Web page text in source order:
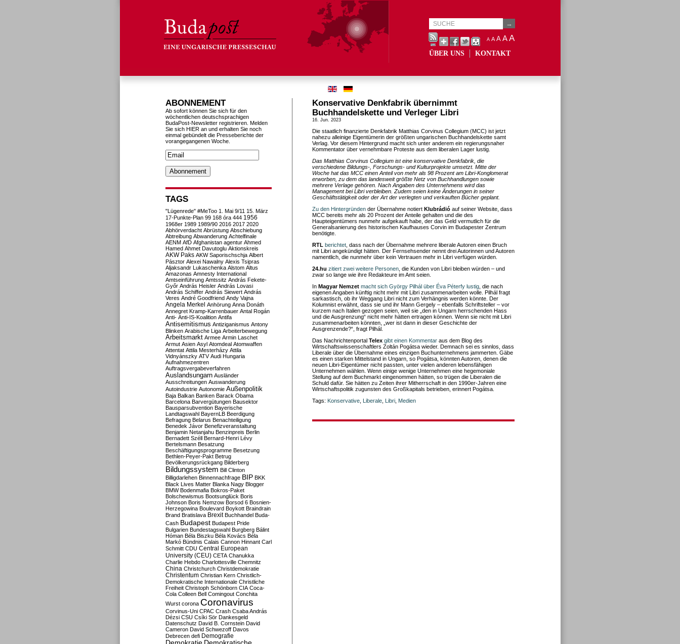
A A A AA
ÜBER UNS KONTAKT
Konservative Denkfabrik übernimmt
Buchhandelskette und Verleger Libri
16. Jun. 2023
Die staatlich finanzierte Denkfabrik Matthias Corvinus Collegium (MCC) ist jetzt
nahezu alleinige Eigentümerin der größten ungarischen Buchhandelskette samt
Verlag. Vor diesem Hintergrund macht sich unter anderem ein regierungsnaher
Kommentator über vernehmbare Proteste aus dem liberalen Lager lustig.
Das Matthias Corvinus Collegium ist eine konservative Denkfabrik, die
verschiedene Bildungs-, Forschungs- und Kulturprojekte umsetzt. Mitte der
Woche hat das MCC einen Anteil von mehr als 98 Prozent am Libri-Konglomerat
erworben, zu dem das landesweit größte Netz von Buchhandlungen sowie
mehrere Verlage gehören. Nach Angaben des Unternehmens wird das
Management bei Libri verbleiben. Zudem seien keine Änderungen in seiner
Geschäftstätigkeit oder der Art der verlegten und verkauften Bücher geplant.
Zu den Hintergründen der Übernahme notiert Klubrádió auf seiner Website, dass
MCC bereits mehr als 20 Prozent der Anteile gehalten und die des
Haupteigentümers nunmehr aufgekauft habe, der das Geld vermutlich für die
Generalsanierung des historischen Kaufhauses Corvin im Budapester Zentrum
benötigte.
RTL berichtet , dass nach der Übernahme mehrere liberale Autoren einen Bruch
mit Libri angekündigt hätten. Der Fernsehsender nennt drei Autorinnen und Autoren
namentlich, die nunmehr über kein Vertrauen mehr in Libri verfügen würden.
24.hu zitiert zwei weitere Personen , die Kunden von Libri bleiben würden – und
zwar so lange wie ihre Redakteure im Amt seien.
In Magyar Nemzet macht sich György Pilhál über Éva Péterfy lustig , die nach
eigenen Angaben künftig nicht mehr mit Libri zusammenarbeiten wolle. Pilhál fragt
sarkastisch, ob ihr Weggang Libri nicht zum Verhängnis werden könnte. Der
Kolumnist erwähnt, dass sie und ihr Mann Gergely – ebenfalls Schriftsteller – vor
kurzem nach Italien gezogen seien, weil sie „den in Ungarn herrschenden Hass
und die Ausgrenzung“ nicht mehr hätten ertragen können. Wenn sie nicht mit Libri
zusammenarbeiten könnten, „wer ist dann in dieser Geschichte der
Ausgrenzende?“, fragt Pilhál.
Das Nachrichtenportal Telex gibt einen Kommentar aus dem Blog des
Wirtschaftswissenschaftlers Zoltán Pogátsa wieder. Demnach sei es sinnlos, dass
Liberale über die Übernahme eines einzigen Buchunternehmens jammerten. Gäbe
es einen starken Mittelstand in Ungarn, so Pogátsa, könnten Autoren, denen die
neuen Libri-Eigentümer nicht passten, unter vielen anderen lebensfähigen
Unternehmen wählen. Wenn einige wenige Unternehmen eine hegemoniale
Stellung auf dem Buchmarkt eingenommen hätten, so trügen die Liberalen die
Schuld dafür. Sie hätten zu Zeiten ihrer Mitherrschaft in den 1990er-Jahren eine
Wirtschaftspolitik zugunsten des Großkapitals betrieben, erinnert Pogátsa.
Tags: Konservative Liberale Libri Medien
ABONNEMENT
Ab sofort können Sie sich für den
wöchentlichen deutschsprachigen
BudaPost-Newsletter registrieren. Melden
Sie sich HIER an und erhalten Sie noch
einmal gebündelt die Presseberichte der
vorangegangenen Woche.
TAGS
"Lügenrede" #MeToo 1. Mai 9/11 15. März
17-Punkte-Plan 99 168 óra 444 1956
1968er 1989 1989/90 2016 2017 2020
Abhörverdacht Abrüstung Abschiebung
Abtreibung Abwanderung Achtelfinale
AENM AfD Afghanistan agentur Ahmed
Hamed Ahmet Davutoglu Aktionskreis
AKW Paks AKW Saporischschja Albert
Pásztor Alexei Nawalny Alexis Tsipras
Aljaksandr Lukaschenka Alstom Altus
Amazonas Amnesty International
Amtseinführung Amtssitz András Fekete-
Győr András Heisler András Lovasi
András Schiffer András Siewert András
Veres André Goodfriend Andy Vajna
Angela Merkel Anhörung Anna Donáth
Annegret Kramp-Karrenbauer Antal Rogán
Anti- Anti-IS-Koalition Antifa
Antisemitismus Antiziganismus Antony
Blinken Arabische Liga Arbeiterbewegung
Arbeitsmarkt Armee Armin Laschet
Armut Asien Asyl Atomdeal Atomwaffen
Attentat Attila Mesterházy Attila
Vidnyánszky ATV Audi Hungaria
Aufnahmezentren
Auftragsvergabeverfahren
Auslandsungarn Ausländer
Ausschreitungen Auswanderung
Autoindustrie Autonomie Außenpolitik
Baja Balkan Banken Barack Obama
Barcelona Barvergütungen Bausektor
Bausparsubvention Bayerische
Landtagswahl BayernLB Beerdigung
Befragung Belarus Benachteiligung
Benedek Jávor Benefizveranstaltung
Benjamin Netanjahu Benzinpreis Berlin
Bernadett Széll Bernard-Henri Lévy
Bertelsmann Besatzung
Beschäftigungsprogramme Besetzung
Bethlen-Peyer-Pakt Betrug
Bevölkerungsrückgang Bilderberg
Bildungssystem Bill Clinton
Billigdarlehen Binnennachfrage BIP BKK
Black Lives Matter Blanka Nagy Blogger
BMW Bodenmafia Bokros-Paket
Bolschewismus Bootsunglück Boris
Johnson Boris Nemzow Borsod 6 Bosnien-
Herzegowina Boulevard Boykott Braindrain
Brand Bratislava Brexit Buchhandel Buda-
Cash Budapest Budapest Pride
Bulgarien Bundestagswahl Burgberg Bálint
Hóman Béla Biszku Béla Kovács Béla
Markó Bündnis Calais Cannon Hinnant Carl
Schmitt CDU Central European
University (CEU) CETA Chanukka
Charlie Hebdo Charlottesville Chemnitz
China Christchurch Christdemokratie
Christentum Christian Kern Christlich-
Demokratische Internationale Christliche
Freiheit Christoph Schönborn CIA Coca-
Cola Colleen Bell Comingout Conchita
Wurst corona Coronavirus
Corvinus-Uni CPAC Crash Csaba András
Dézsi CSU Csíki Sör Dankesgeld
Datenschutz David B. Cornstein David
Cameron David Schwezoff Davos
Debrecen defi Demografie